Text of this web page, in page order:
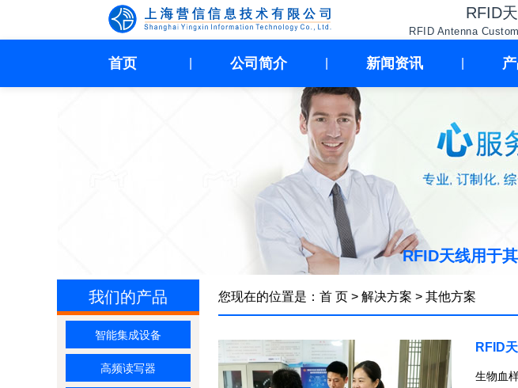
RFID
RFID Antenna
首页 公司简介 新闻资讯
RFID天线用于
我们的产品
智能集成设备
高频读写器
您现在的位置是： 首 页 > 解决方案 > 其他方案
RFID
生物血